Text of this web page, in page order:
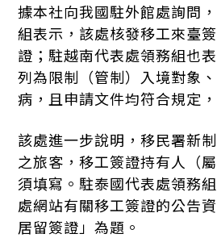
據本社向我國駐外館處詢問
組表示，該處核發移工來臺
證；駐越南代表處領務組也
列為限制（管制）入境對象
病，且申請文件均符合規定
該處進一步說明，移民署新
之旅客，移工簽證持有人（
須填寫。駐泰國代表處領務
處網站有關移工簽證的公告
居留簽證」為題。